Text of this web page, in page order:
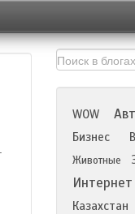
WOW
Бизнес
Животные
Интернет
Казахстан